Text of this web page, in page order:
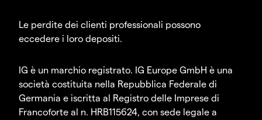
Le perdite dei clienti professionali possono
eccedere i loro depositi.
IG è un marchio registrato. IG Europe GmbH è una
società costituita nella Repubblica Federale di
Germania e iscritta al Registro delle Imprese di
Francoforte al n. HRB115624, con sede legale a